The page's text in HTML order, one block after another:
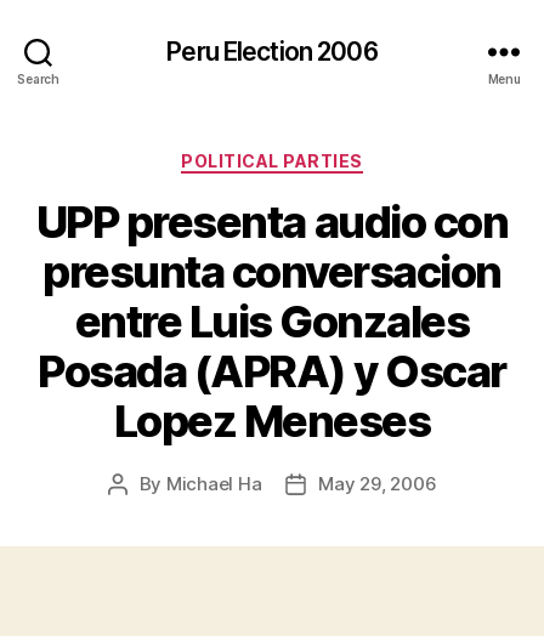
Search
Peru Election 2006
Menu
Categories
POLITICAL PARTIES
UPP presenta audio con
presunta conversacion
entre Luis Gonzales
Posada (APRA) y Oscar
Lopez Meneses
Post
By Michael Ha
PostMay 29, 2006